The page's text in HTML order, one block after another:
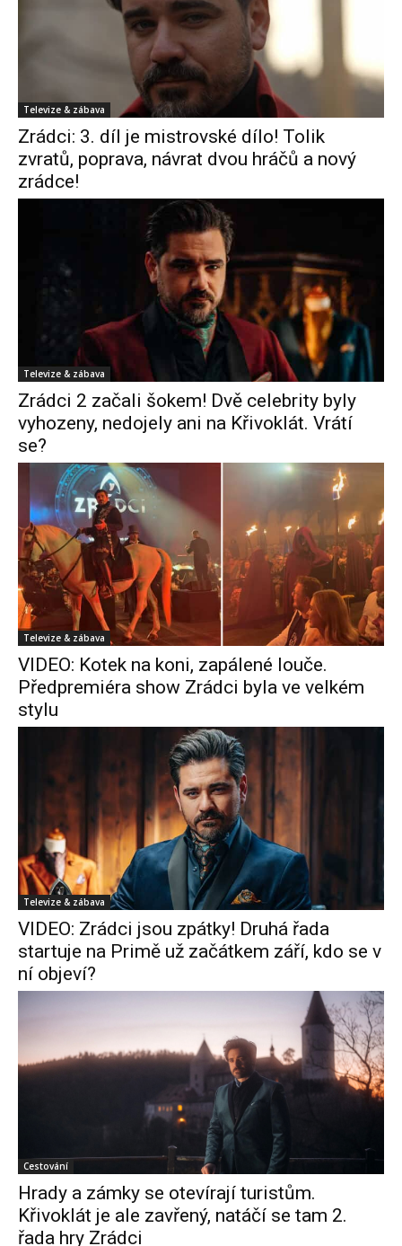
Televize & zábava
Zrádci: 3. díl je mistrovské dílo! Tolik
zvratů, poprava, návrat dvou hráčů a nový
zrádce!
Televize & zábava
Zrádci 2 začali šokem! Dvě celebrity byly
vyhozeny, nedojely ani na Křivoklát. Vrátí
se?
Televize & zábava
VIDEO: Kotek na koni, zapálené louče.
Předpremiéra show Zrádci byla ve velkém
stylu
Televize & zábava
VIDEO: Zrádci jsou zpátky! Druhá řada
startuje na Primě už začátkem září, kdo se v
ní objeví?
Cestování
Hrady a zámky se otevírají turistům.
Křivoklát je ale zavřený, natáčí se tam 2.
řada hry Zrádci